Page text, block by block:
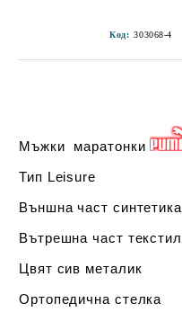
Код: 303068-4
Мъжки маратонки
Тип Leisure
Външна част синтетика
Вътрешна част текстил
Цвят сив металик
Ортопедична стелка